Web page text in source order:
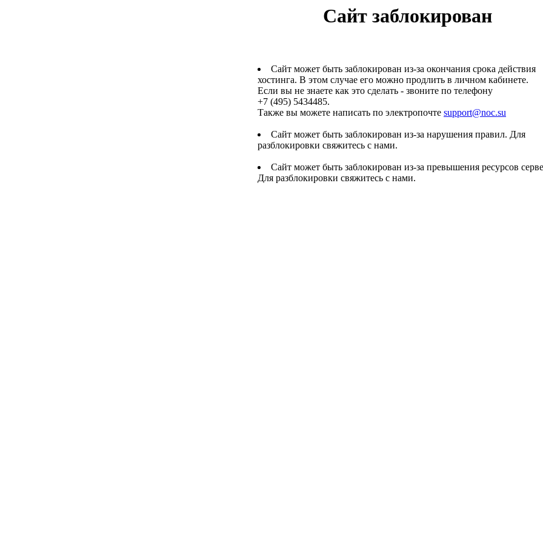
Сайт заблокирован
Сайт может быть заблокирован из-за окончания срока действия
хостинга. В этом случае его можно продлить в личном кабинете.
Если вы не знаете как это сделать - звоните по телефону
+7 (495) 5434485.
Также вы можете написать по электропочте support@noc.su
Сайт может быть заблокирован из-за нарушения правил. Для
разблокировки свяжитесь с нами.
Сайт может быть заблокирован из-за превышения ресурсов
Для разблокировки свяжитесь с нами.